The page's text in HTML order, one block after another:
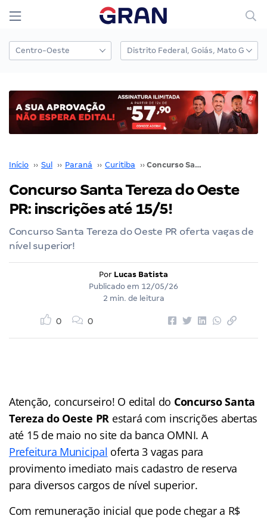
Início ›› Sul ›› Paraná ›› Curitiba ›› Concurso Santa Tereza do Oeste PR: inscrições até 15/5!
Concurso Santa Tereza do Oeste
PR: inscrições até 15/5!
Concurso Santa Tereza do Oeste PR oferta vagas de
nível superior!
Por Lucas Batista
Publicado em 12/05/26
2 min. de leitura
0 0
Atenção, concurseiro! O edital do Concurso Santa
Tereza do Oeste PR estará com inscrições abertas
até 15 de maio no site da banca OMNI. A
Prefeitura Municipal oferta 3 vagas para
provimento imediato mais cadastro de reserva
para diversos cargos de nível superior.
Com remuneração inicial que pode chegar a R$